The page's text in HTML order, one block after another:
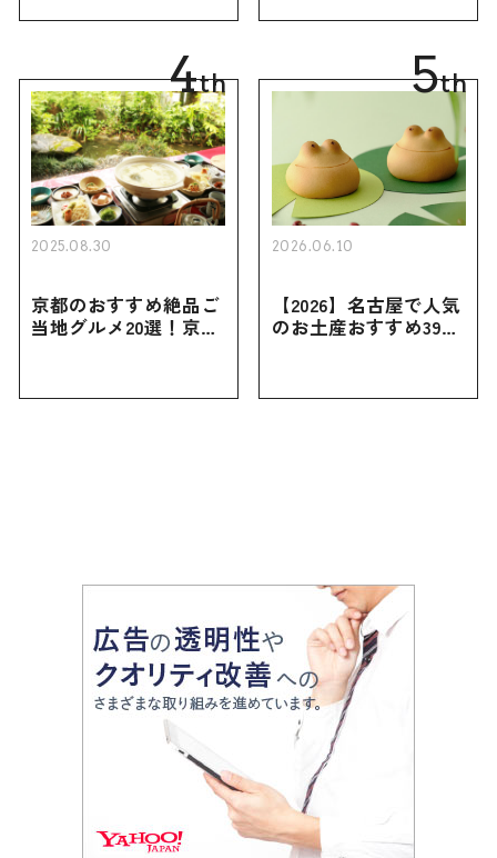
買えない限定品、女性
き用、女性向けまで幅
4th
2025.08.30
京都のおすすめ絶品ご
当地グルメ20選！京都
5th
2026.06.10
【2026】名古屋で人気
のお土産おすすめ39選
お土産・ばらまき用ま